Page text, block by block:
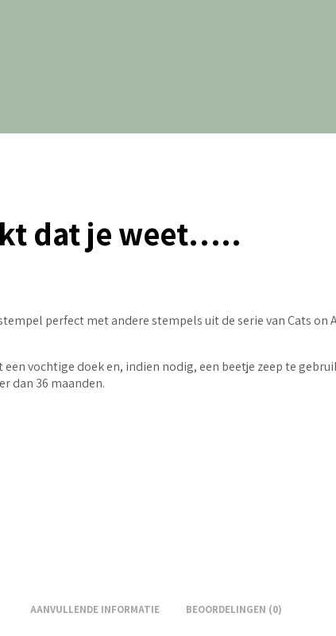
dat je weet…..
perfect met andere stempels uit de serie van Cats
vochtige doek en, indien nodig, een beetje zeep te
dan 36 maanden.
AANVULLENDE INFORMATIE BEOORDELINGEN (0)